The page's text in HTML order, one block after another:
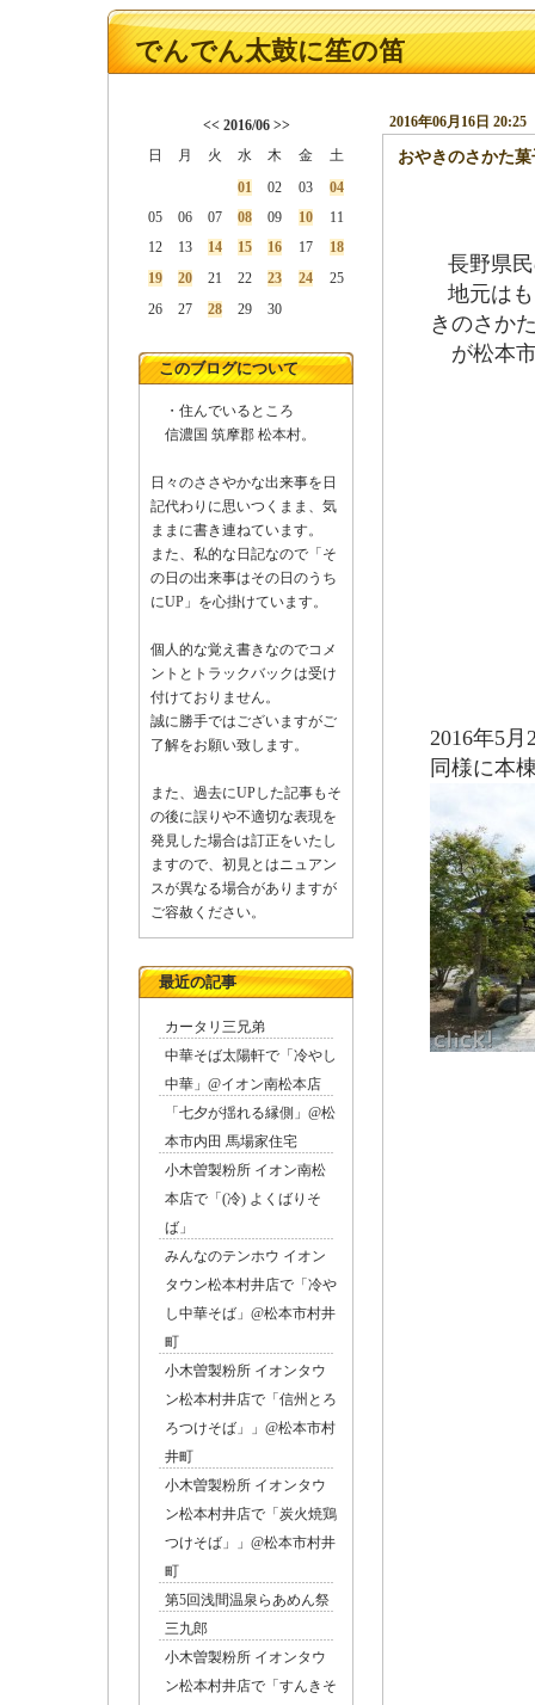
でんでん太鼓に笙の笛
<< 2016/06 >>
日
月 火 水 木 金
土
01
02 03
04
05
06 07 08 09 10
11
12
13 14 15 16 17
18
19
20 21 22 23 24
25
26
27 28 29 30
このブログについて
・住んでいるところ
信濃国 筑摩郡 松本村。
日々のささやかな出来事を日
記代わりに思いつくまま、気
ままに書き連ねています。
また、私的な日記なので「そ
の日の出来事はその日のうち
にUP」を心掛けています。
個人的な覚え書きなのでコメ
ントとトラックバックは受け
付けておりません。
誠に勝手ではございますがご
了解をお願い致します。
また、過去にUPした記事もそ
の後に誤りや不適切な表現を
発見した場合は訂正をいたし
ますので、初見とはニュアン
スが異なる場合がありますが
ご容赦ください。
最近の記事
カータリ三兄弟
中華そば太陽軒で「冷やし
中華」@イオン南松本店
「七夕が揺れる縁側」@松
本市内田 馬場家住宅
小木曽製粉所 イオン南松
本店で「(冷) よくばりそ
ば」
みんなのテンホウ イオン
タウン松本村井店で「冷や
し中華そば」@松本市村井
町
小木曽製粉所 イオンタウ
ン松本村井店で「信州とろ
ろつけそば」」@松本市村
井町
小木曽製粉所 イオンタウ
ン松本村井店で「炭火焼鶏
つけそば」」@松本市村井
町
第5回浅間温泉らあめん祭
三九郎
小木曽製粉所 イオンタウ
ン松本村井店で「すんきそ
おやきのさかた
2016年06月16日 20:25
長野県民
地元はも
きのさか
が松本
2016年5
同様に本